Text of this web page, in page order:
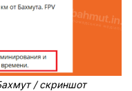
/ скриншот